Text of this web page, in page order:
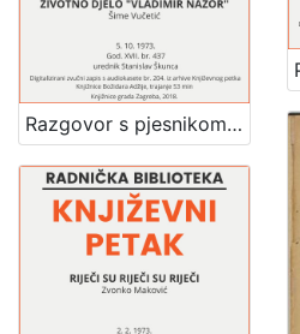
Razgovor s pjesnikom, esejistom, kritikom - dobitnikom nagrade za životno djelo "Vladimir Nazor" : Književni petak, dvorana u Novinarskom domu, 5. 10. 1973., br. 437 / Šime Vučetić ; urednik Stanislav Škunca